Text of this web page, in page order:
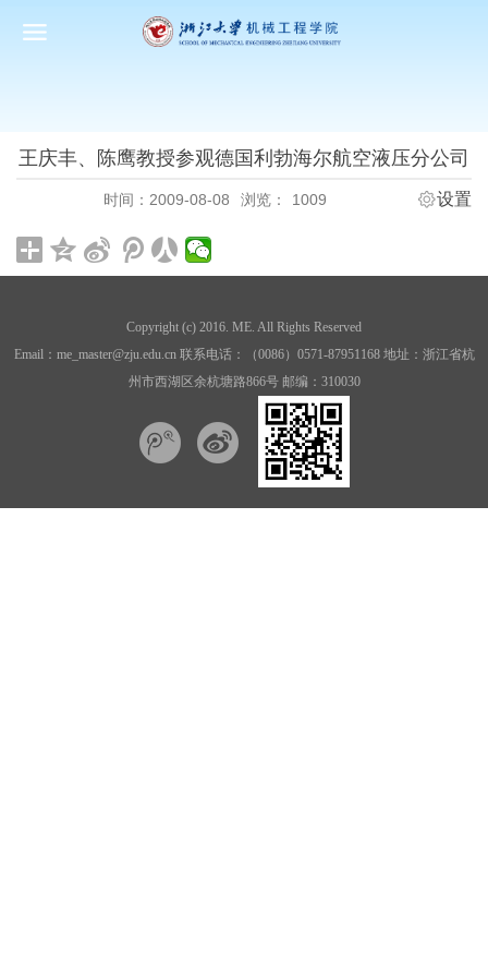
王庆丰、陈鹰教授参观德国利勃海尔航空液压分公司
时间：2009-08-08 浏览： 1009 设置
Copyright (c) 2016. ME. All Rights Reserved
Email：me_master@zju.edu.cn 联系电话：（0086）0571-87951168 地址：浙江省杭
州市西湖区余杭塘路866号 邮编：310030